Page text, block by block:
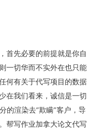
首先必要的前提就是你自
一切华而不实外在也只能
何有关于代写项目的数据
在我们看来，诚信是一切
的渲染去“欺瞒”客户，导
帮写作业加拿大论文代写